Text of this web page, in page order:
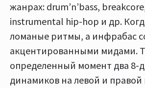
жанрах: drum’n’bass,
instrumental hip-hop и др.
ломаные ритмы, а инфрабас
акцентированными мидами.
определенный момент два
динамиков на левой и правой